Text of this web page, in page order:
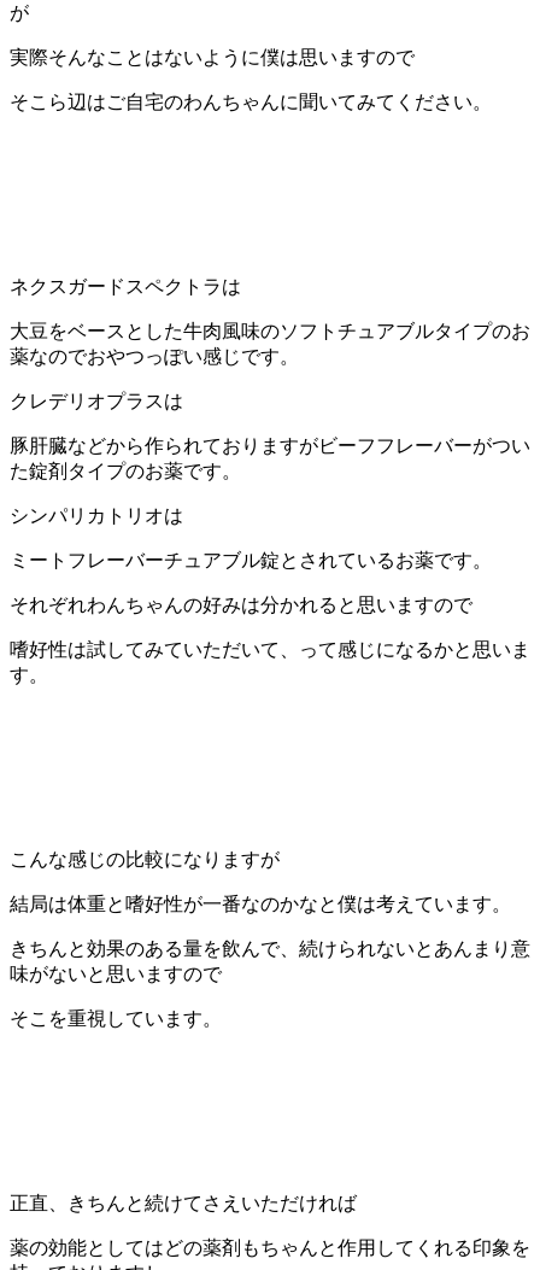
が
実際そんなことはないように僕は思いますので
そこら辺はご自宅のわんちゃんに聞いてみてください。
ネクスガードスペクトラは
大豆をベースとした牛肉風味のソフトチュアブルタイプのお
薬なのでおやつっぽい感じです。
クレデリオプラスは
豚肝臓などから作られておりますがビーフフレーバーがつい
た錠剤タイプのお薬です。
シンパリカトリオは
ミートフレーバーチュアブル錠とされているお薬です。
それぞれわんちゃんの好みは分かれると思いますので
嗜好性は試してみていただいて、って感じになるかと思いま
す。
こんな感じの比較になりますが
結局は体重と嗜好性が一番なのかなと僕は考えています。
きちんと効果のある量を飲んで、続けられないとあんまり意
味がないと思いますので
そこを重視しています。
正直、きちんと続けてさえいただければ
薬の効能としてはどの薬剤もちゃんと作用してくれる印象を